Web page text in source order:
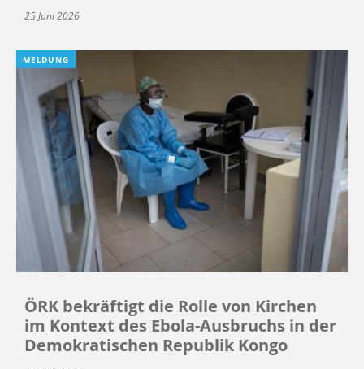
25 Juni 2026
MELDUNG
ÖRK bekräftigt die Rolle von Kirchen
im Kontext des Ebola-Ausbruchs in der
Demokratischen Republik Kongo